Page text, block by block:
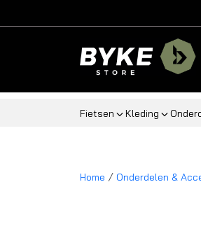
Fietsen Kleding
Home / Onderdelen &